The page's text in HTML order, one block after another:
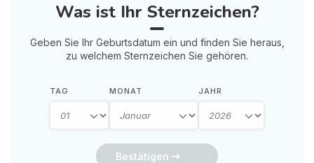
Was ist Ihr Sternzeichen?
Geben Sie Ihr Geburtsdatum ein und finden Sie heraus,
zu welchem Sternzeichen Sie gehören.
TAG MONAT JAHR
Bestätigen